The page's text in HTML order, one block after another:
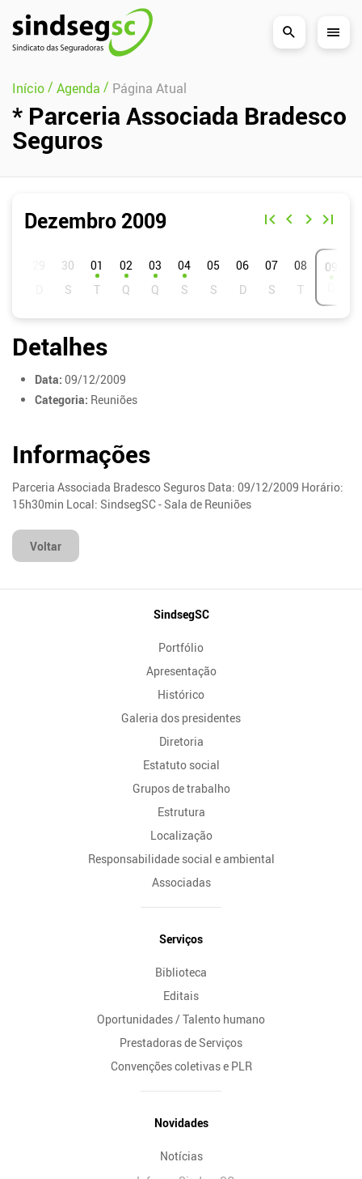
Pular Navegação (s)
Início/ Agenda / Página Atual
* Parceria Associada Bradesco
Seguros
Dezembro 2009
01 02 03 04 05 06 07 08 09
Detalhes
Data: 09/12/2009
Categoria: Reuniões
Informações
Parceria Associada Bradesco Seguros Data: 09/12/2009 Horário:
15h30min Local: SindsegSC - Sala de Reuniões
Voltar
SindsegSC
Portfólio
Apresentação
Histórico
Galeria dos presidentes
Diretoria
Estatuto social
Grupos de trabalho
Estrutura
Localização
Responsabilidade social e ambiental
Associadas
Serviços
Biblioteca
Editais
Oportunidades / Talento humano
Prestadoras de Serviços
Convenções coletivas e PLR
Novidades
Notícias